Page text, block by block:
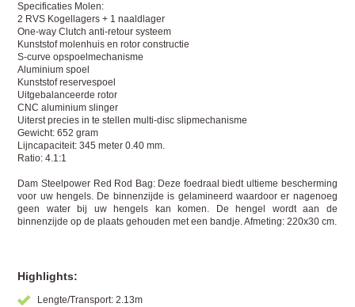
Specificaties Molen:
2 RVS Kogellagers + 1 naaldlager
One-way Clutch anti-retour systeem
Kunststof molenhuis en rotor constructie
S-curve opspoelmechanisme
Aluminium spoel
Kunststof reservespoel
Uitgebalanceerde rotor
CNC aluminium slinger
Uiterst precies in te stellen multi-disc slipmechanisme
Gewicht: 652 gram
Lijncapaciteit: 345 meter 0.40 mm.
Ratio: 4.1:1
Dam Steelpower Red Rod Bag: Deze foedraal biedt ultieme bescherming
voor uw hengels. De binnenzijde is gelamineerd waardoor er nagenoeg
geen water bij uw hengels kan komen. De hengel wordt aan de
binnenzijde op de plaats gehouden met een bandje. Afmeting: 220x30 cm.
Highlights:
Lengte/Transport: 2.13m